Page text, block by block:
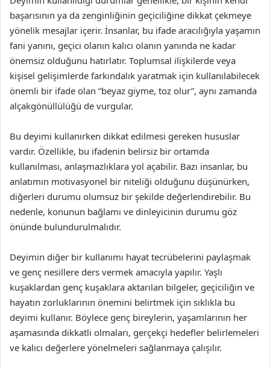
başarısının ya da zenginliğinin geçiciliğine dikkat çekmeye
yönelik mesajlar içerir. İnsanlar, bu ifade aracılığıyla yaşamın
fani yanını, geçici olanın kalıcı olanın yanında ne kadar
önemsiz olduğunu hatırlatır. Toplumsal ilişkilerde veya
kişisel gelişimlerde farkındalık yaratmak için kullanılabilecek
önemli bir ifade olan “beyaz giyme, toz olur”, aynı zamanda
alçakgönüllülüğü de vurgular.
Bu deyimi kullanırken dikkat edilmesi gereken hususlar
vardır. Özellikle, bu ifadenin belirsiz bir ortamda
kullanılması, anlaşmazlıklara yol açabilir. Bazı insanlar, bu
anlatımın motivasyonel bir niteliği olduğunu düşünürken,
diğerleri durumu olumsuz bir şekilde değerlendirebilir. Bu
nedenle, konunun bağlamı ve dinleyicinin durumu göz
önünde bulundurulmalıdır.
Deyimin diğer bir kullanımı hayat tecrübelerini paylaşmak
ve genç nesillere ders vermek amacıyla yapılır. Yaşlı
kuşaklardan genç kuşaklara aktarılan bilgeler, geçiciliğin ve
hayatın zorluklarının önemini belirtmek için sıklıkla bu
deyimi kullanır. Böylece genç bireylerin, yaşamlarının her
aşamasında dikkatli olmaları, gerçekçi hedefler belirlemeleri
ve kalıcı değerlere yönelmeleri sağlanmaya çalışılır.